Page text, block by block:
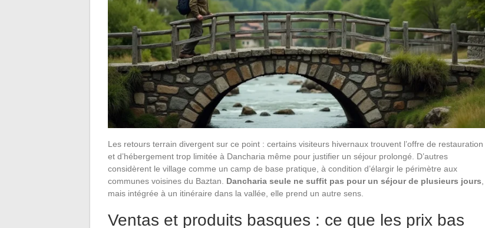
Les retours terrain divergent sur ce point : certains visiteurs hivernaux trouvent l’offre de restauration
et d’hébergement trop limitée à Dancharia même pour justifier un séjour prolongé. D’autres
considèrent le village comme un camp de base pratique, à condition d’élargir le périmètre aux
communes voisines du Baztan. Dancharia seule ne suffit pas pour un séjour de plusieurs jours,
mais intégrée à un itinéraire dans la vallée, elle prend un autre sens.
Ventas et produits basques : ce que les prix bas